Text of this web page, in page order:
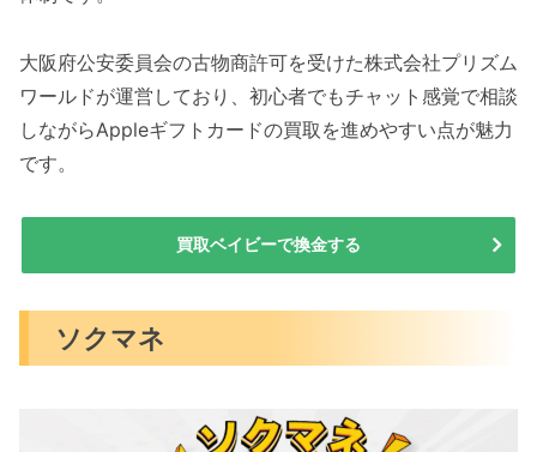
大阪府公安委員会の古物商許可を受けた株式会社プリズム
ワールドが運営しており、初心者でもチャット感覚で相談
しながらAppleギフトカードの買取を進めやすい点が魅力
です。
買取ベイビーで換金する
ソクマネ